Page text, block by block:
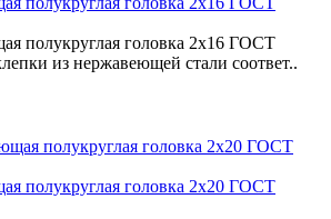
полукруглая головка 2x16 ГОСТ
из нержавеющей стали соответ..
полукруглая головка 2x20 ГОСТ